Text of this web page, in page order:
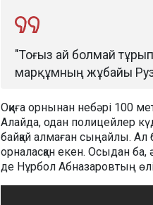
"Тоғыз ай болмай
марқұмның жұбайы
Оқиға орнынан небәрі 100
Алайда, одан полицейлер
байқай алмаған сыңайлы.
орналасқан екен. Осыдан ба,
де Нұрбол Абназаровтың